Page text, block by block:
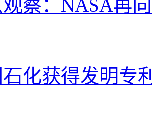
察：NASA再
化获得发明专